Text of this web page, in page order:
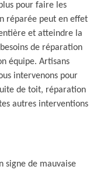
pour faire les
réparée peut en effet
et atteindre la
de réparation
équipe. Artisans
intervenons pour
de toit, réparation
autres interventions
signe de mauvaise